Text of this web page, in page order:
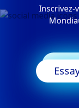
Inscrivez-